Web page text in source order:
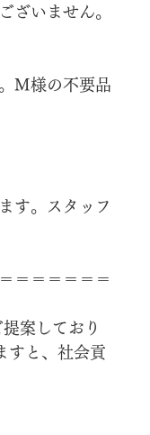
ざいません。
M様の不要品
す。スタッフ
＝＝＝＝＝＝
案しており
すと、社会貢